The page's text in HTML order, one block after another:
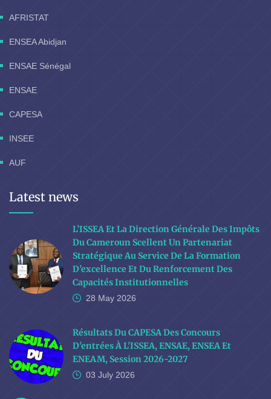
AFRISTAT
ENSEA Abidjan
ENSAE Sénégal
ENSAE
CAPESA
INSEE
AUF
Latest news
L’ISSEA Et La Direction Générale Des Impôts
Du Cameroun Scellent Un Partenariat
Stratégique Au Service De La Formation
D’excellence Et Du Renforcement Des
Capacités Institutionnelles
28 May 2026
Résultats Du CAPESA Des Concours
D'entrées À L'ISSEA, ENSAE, ENSEA Et
ENEAM, Session 2026-2027
03 July 2026